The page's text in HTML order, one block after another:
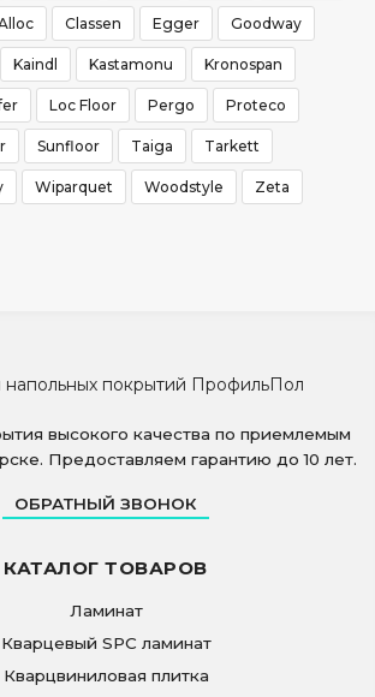
Classen Egger Goodway
Kaindl Kastamonu Kronospan
Loc Floor Pergo Proteco
Sunfloor Taiga Tarkett
Wiparquet Woodstyle Zeta
высокого качества по приемлемым
Предоставляем гарантию до 10 лет.
ОБРАТНЫЙ ЗВОНОК
КАТАЛОГ ТОВАРОВ
Ламинат
Кварцевый SPC ламинат
Кварцвиниловая плитка